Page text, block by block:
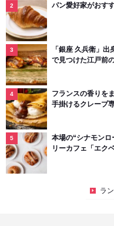
パン愛好家がおす
「銀座 久兵衛」
で見つけた江戸前
フランスの香りを
手掛けるクレープ
本場の“シナモン
リーカフェ「エク
ラ